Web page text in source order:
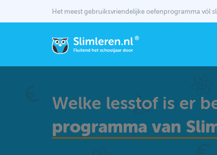
Het meest gebruiksvriendelijke oefenprogramma vól
Welke lesstof is er
programma van